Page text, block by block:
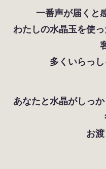
一番声が届くと
わたしの水晶玉を使
多くいらっし
あなたと水晶がしっ
お渡